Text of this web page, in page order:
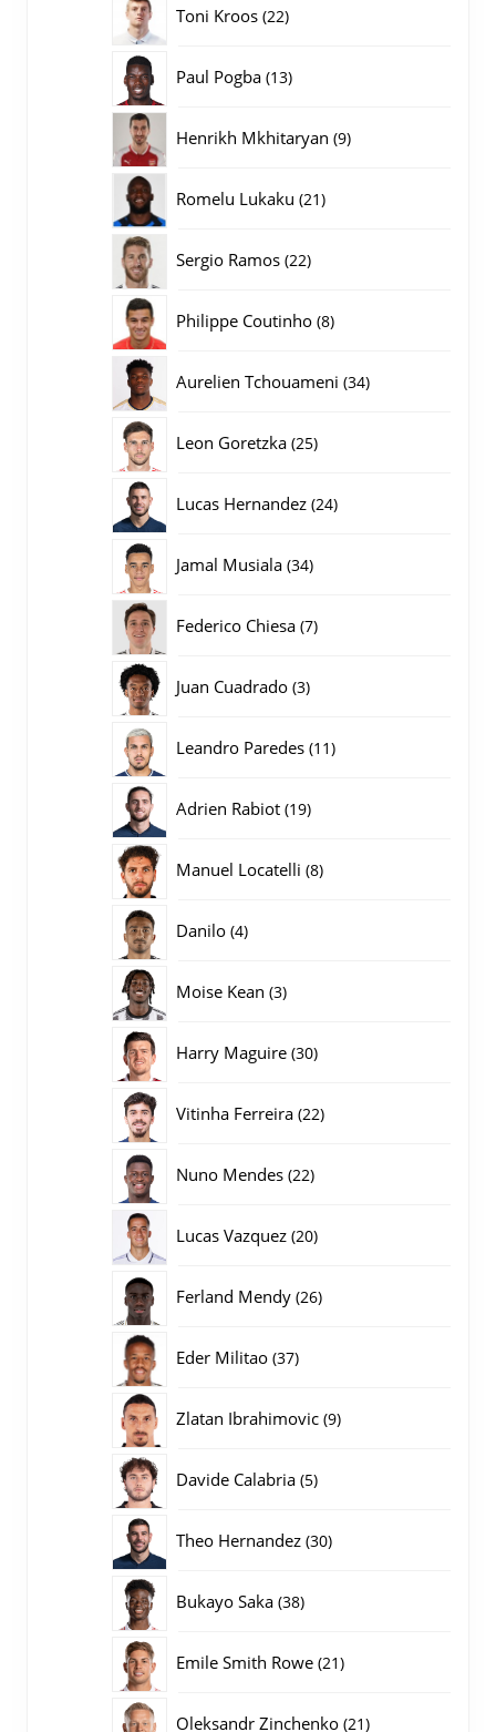
Toni Kroos 2222
Paul Pogba 1313
Henrikh Mkhitaryan 99
Romelu Lukaku 2121
Sergio Ramos 2222
Philippe Coutinho 88
Aurelien Tchouameni 3434
Leon Goretzka 2525
Lucas Hernandez 2424
Jamal Musiala 3434
Federico Chiesa 77
Juan Cuadrado 33
Leandro Paredes 1111
Adrien Rabiot 1919
Manuel Locatelli 88
Danilo 44
Moise Kean 33
Harry Maguire 3030
Vitinha Ferreira 2222
Nuno Mendes 2222
Lucas Vazquez 2020
Ferland Mendy 2626
Eder Militao 3737
Zlatan Ibrahimovic 99
Davide Calabria 55
Theo Hernandez 3030
Bukayo Saka 3838
Emile Smith Rowe 2121
Oleksandr Zinchenko 2121